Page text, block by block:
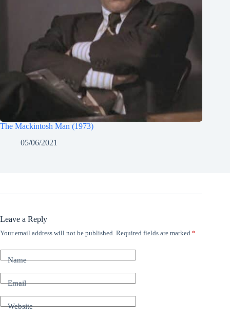
The Mackintosh Man (1973)
05/06/2021
Leave a Reply
Your email address will not be published. Required fields are marked *
Name
Email
Website